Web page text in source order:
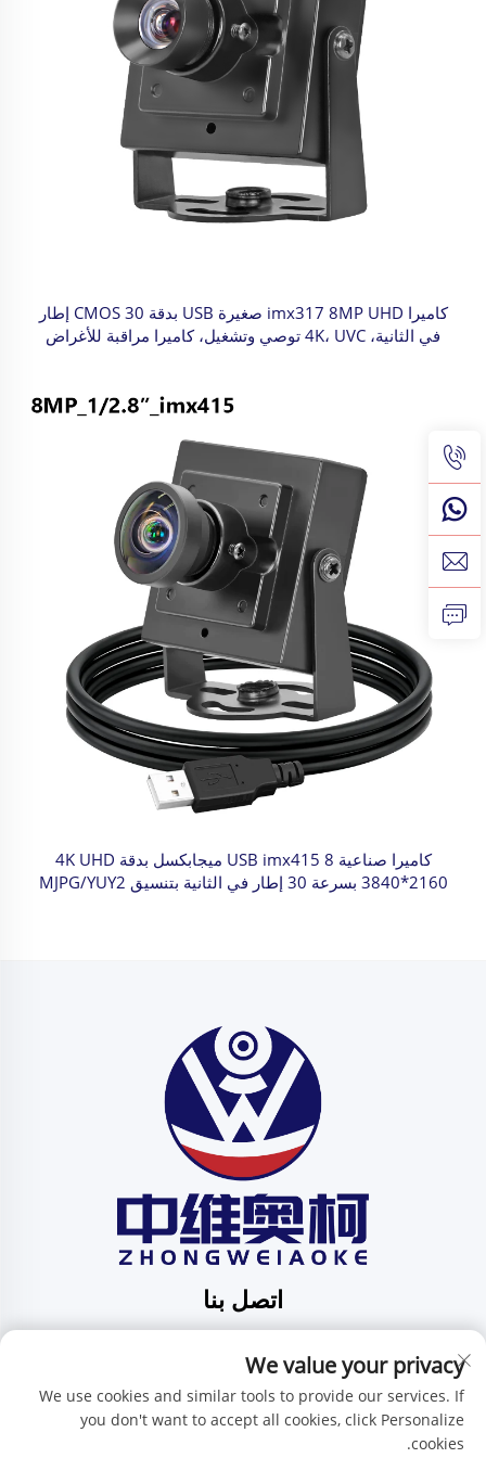
كاميرا imx317 8MP UHD صغيرة USB بدقة CMOS 30 إطار
في الثانية، 4K، UVC توصي وتشغيل، كاميرا مراقبة للأغراض
كاميرا صناعية USB imx415 8 ميجابكسل بدقة 4K UHD
3840*2160 بسرعة 30 إطار في الثانية بتنسيق MJPG/YUY2
اتصل بنا
بينغدي، شينتشن، مقاطعة قوانغدونغ، الصين
هاتف:+86-15986647296
البريد الإلكتروني:[email protected]
We value your privacy
We use cookies and similar tools to provide our services. If
you don't want to accept all cookies, click Personalize
cookies.